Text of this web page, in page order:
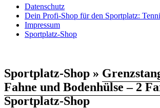
Datenschutz
Dein Profi-Shop für den Sportplatz:
Impressum
Sportplatz-Shop
Sportplatz-Shop »
Fahne und Bodenhülse – 2
Sportplatz-Shop